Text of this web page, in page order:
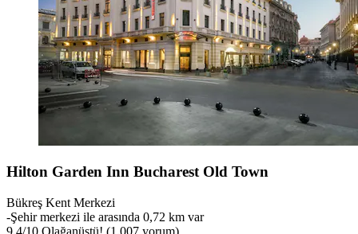
Hilton Garden Inn Bucharest Old Town
Bükreş Kent Merkezi
‐Şehir merkezi ile arasında 0,72 km var
9,4/10 Olağanüstü! (1.007 yorum)